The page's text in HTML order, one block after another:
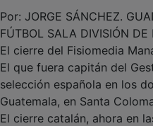
Por: JORGE SÁNCHEZ.
FÚTBOL SALA DIVISIÓN DE
El cierre del Fisiomedia
El que fuera capitán del
selección española en los
Guatemala, en Santa
El cierre catalán, ahora en